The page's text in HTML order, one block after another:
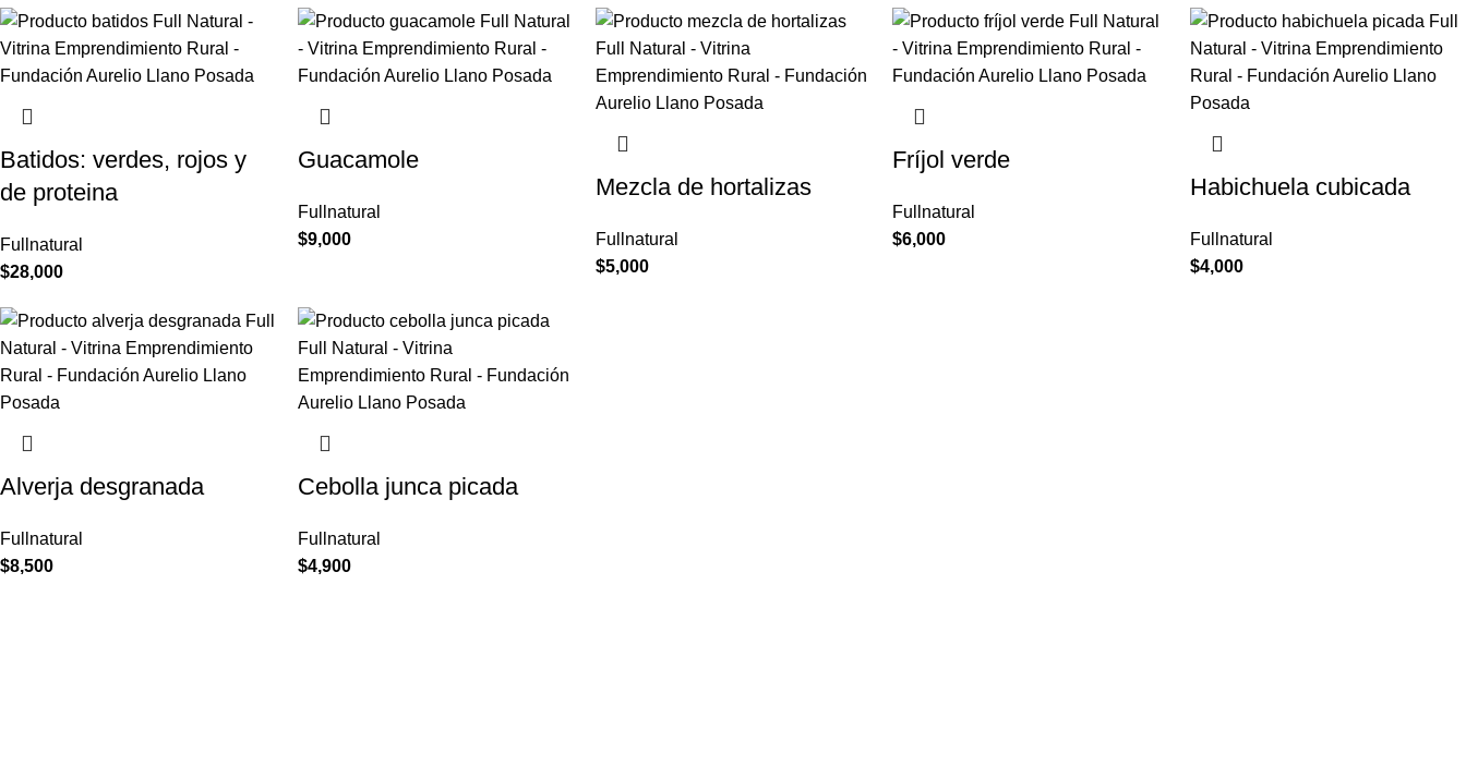
Batidos: verdes, rojos y
de proteina
Fullnatural
$28,000
Guacamole
Fullnatural
$9,000
Mezcla de hortalizas
Fullnatural
$5,000
Fríjol verde
Fullnatural
$6,000
Habichuela cubicada
Fullnatural
$4,000
Alverja desgranada
Fullnatural
$8,500
Cebolla junca picada
Fullnatural
$4,900